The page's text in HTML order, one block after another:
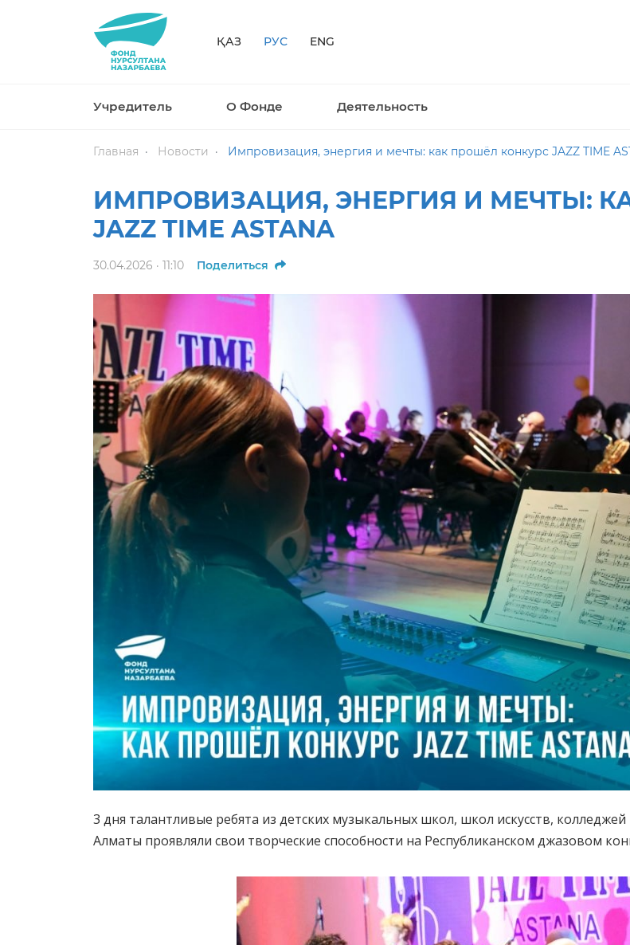
ҚАЗ РУС ENG
Учредитель О Фонде Деятельность
Главная Новости Импровизация, энергия и мечты: как прошёл конкурс JAZZ TIME
ИМПРОВИЗАЦИЯ, ЭНЕРГИЯ И МЕЧТЫ:
JAZZ TIME ASTANA
30.04.2026 · 11:10 Поделиться
3 дня талантливые ребята из детских музыкальных школ, школ искусств,
Алматы проявляли свои творческие способности на Республиканском джазовом